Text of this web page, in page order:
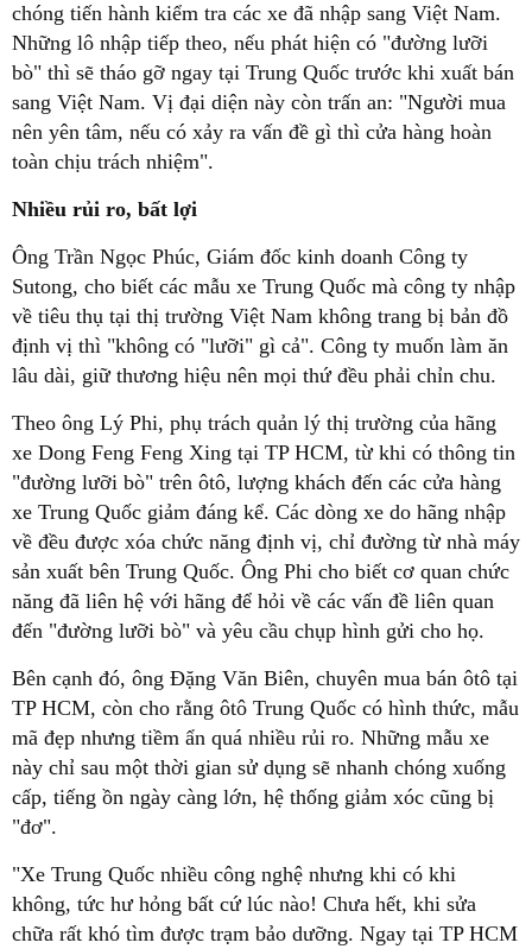
chóng tiến hành kiểm tra các xe đã nhập sang Việt Nam.
Những lô nhập tiếp theo, nếu phát hiện có "đường lưỡi
bò" thì sẽ tháo gỡ ngay tại Trung Quốc trước khi xuất bán
sang Việt Nam. Vị đại diện này còn trấn an: "Người mua
nên yên tâm, nếu có xảy ra vấn đề gì thì cửa hàng hoàn
toàn chịu trách nhiệm".
Nhiều rủi ro, bất lợi
Ông Trần Ngọc Phúc, Giám đốc kinh doanh Công ty
Sutong, cho biết các mẫu xe Trung Quốc mà công ty nhập
về tiêu thụ tại thị trường Việt Nam không trang bị bản đồ
định vị thì "không có "lưỡi" gì cả". Công ty muốn làm ăn
lâu dài, giữ thương hiệu nên mọi thứ đều phải chỉn chu.
Theo ông Lý Phi, phụ trách quản lý thị trường của hãng
xe Dong Feng Feng Xing tại TP HCM, từ khi có thông tin
"đường lưỡi bò" trên ôtô, lượng khách đến các cửa hàng
xe Trung Quốc giảm đáng kể. Các dòng xe do hãng nhập
về đều được xóa chức năng định vị, chỉ đường từ nhà máy
sản xuất bên Trung Quốc. Ông Phi cho biết cơ quan chức
năng đã liên hệ với hãng để hỏi về các vấn đề liên quan
đến "đường lưỡi bò" và yêu cầu chụp hình gửi cho họ.
Bên cạnh đó, ông Đặng Văn Biên, chuyên mua bán ôtô tại
TP HCM, còn cho rằng ôtô Trung Quốc có hình thức, mẫu
mã đẹp nhưng tiềm ẩn quá nhiều rủi ro. Những mẫu xe
này chỉ sau một thời gian sử dụng sẽ nhanh chóng xuống
cấp, tiếng ồn ngày càng lớn, hệ thống giảm xóc cũng bị
"đơ".
"Xe Trung Quốc nhiều công nghệ nhưng khi có khi
không, tức hư hỏng bất cứ lúc nào! Chưa hết, khi sửa
chữa rất khó tìm được trạm bảo dưỡng. Ngay tại TP HCM